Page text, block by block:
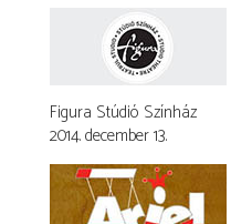
Figura Stúdió Színház
2014. december 13.